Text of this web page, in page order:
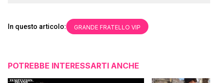
In questo articolo: GRANDE FRATELLO VIP
POTREBBE INTERESSARTI ANCHE